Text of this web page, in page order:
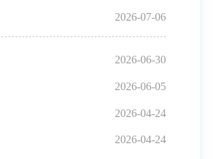
2026-07-06
2026-06-30
2026-06-05
2026-04-24
2026-04-24